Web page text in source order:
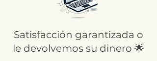
Satisfacción garantizada o
le devolvemos su dinero 🌟